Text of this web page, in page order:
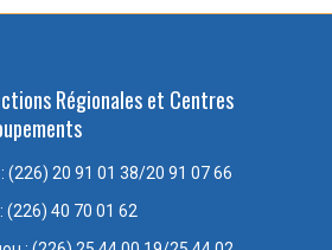
Régionales et Centres
(226) 20 91 01 38/20 91 07 66
(226) 40 70 01 62